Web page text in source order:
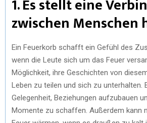
1. Es stellt eine
zwischen Menschen
Ein Feuerkorb schafft ein Gefühl des
wenn die Leute sich um das Feuer
Möglichkeit, ihre Geschichten von
Leben zu teilen und sich zu unterhalten.
Gelegenheit, Beziehungen aufzubauen
Momente zu schaffen. Außerdem kann